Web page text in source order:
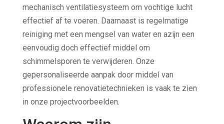
mechanisch ventilatiesysteem om vochtige lucht
effectief af te voeren. Daarnaast is regelmatige
reiniging met een mengsel van water en azijn een
eenvoudig doch effectief middel om
schimmelsporen te verwijderen. Onze
gepersonaliseerde aanpak door middel van
professionele renovatietechnieken is vaak te zien
in onze projectvoorbeelden.